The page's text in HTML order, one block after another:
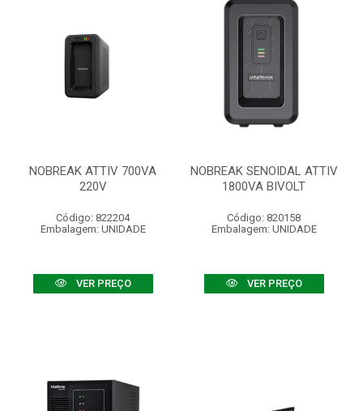
NOBREAK ATTIV 700VA
220V
Código: 822204
Embalagem: UNIDADE
VER PREÇO
NOBREAK SENOIDAL ATTIV
1800VA BIVOLT
Código: 820158
Embalagem: UNIDADE
VER PREÇO